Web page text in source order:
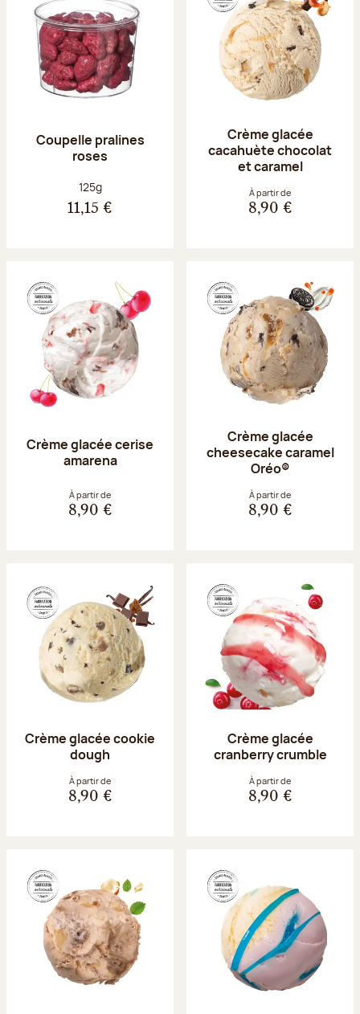
Coupelle pralines
roses
Poids net :
125g
11,15 €
Crème glacée
cacahuète chocolat
et caramel
À partir de
8,90 €
Crème glacée cerise
amarena
À partir de
8,90 €
Crème glacée
cheesecake caramel
Oréo®
À partir de
8,90 €
Crème glacée cookie
dough
À partir de
8,90 €
Crème glacée
cranberry crumble
À partir de
8,90 €